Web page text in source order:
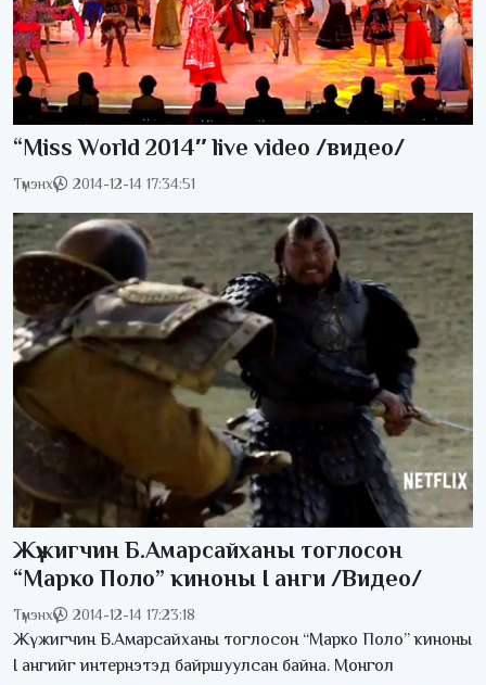
“Miss World 2014″ live video /видео/
Түмэнхүү 2014-12-14 17:34:51
Жүжигчин Б.Амарсайханы тоглосон
“Марко Поло” киноны I анги /Видео/
Түмэнхүү 2014-12-14 17:23:18
Жүжигчин Б.Амарсайханы тоглосон “Марко Поло” киноны
I ангийг интернэтэд байршуулсан байна. Монгол